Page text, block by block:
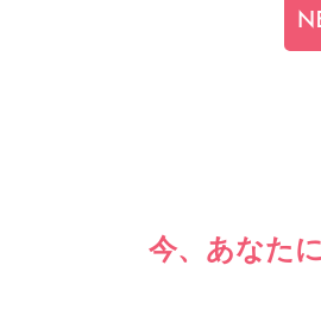
今、あなた